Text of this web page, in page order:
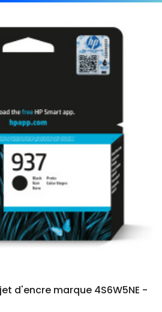
d'encre marque 4S6W5NE -